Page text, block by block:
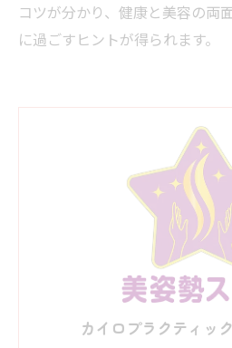
コツが分かり、健康と美容の両
に過ごすヒントが得られます。
カイロプラクティッ